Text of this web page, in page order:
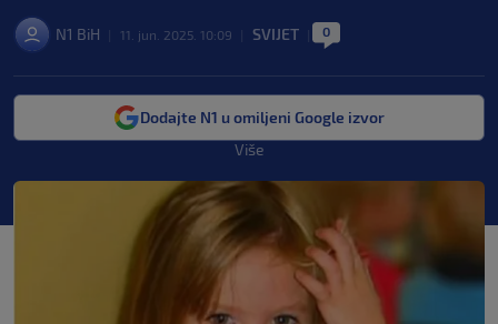
N1 BiH 11. jun. 2025. 10:09 SVIJET 0
Dodajte N1 u omiljeni Google izvor
Više